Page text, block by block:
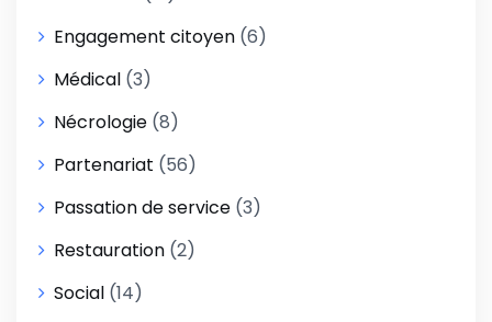
Engagement citoyen (6)
Médical (3)
Nécrologie (8)
Partenariat (56)
Passation de service (3)
Restauration (2)
Social (14)